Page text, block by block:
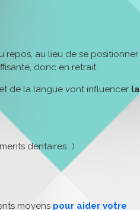
repos, au lieu de se positionner
donc en retrait.
de la langue vont influencer la
dentaires...)
moyens pour aider votre